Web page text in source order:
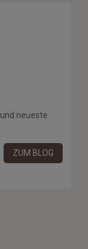
neueste
ZUM BLOG